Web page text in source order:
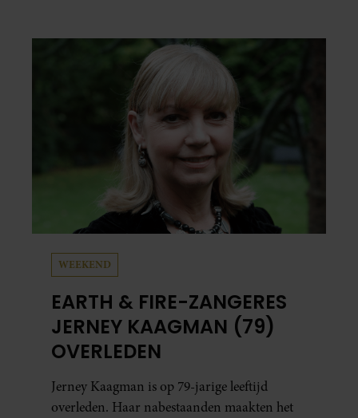
vaker schaamt zodra ze samen onder de
WEEKEND
EARTH & FIRE-ZANGERES
JERNEY KAAGMAN (79)
OVERLEDEN
Jerney Kaagman is op 79-jarige leeftijd
overleden. Haar nabestaanden maakten het